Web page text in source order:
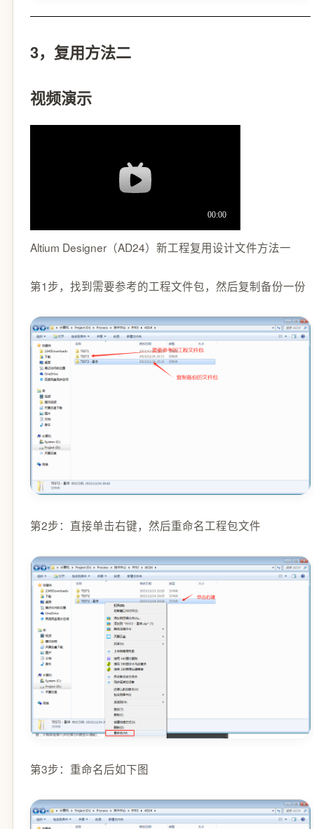
3，复用方法二
视频演示
Altium Designer（AD24）新工程复用设计文件方法一
第1步，找到需要参考的工程文件包，然后复制备份一份
第2步：直接单击右键，然后重命名工程包文件
第3步：重命名后如下图